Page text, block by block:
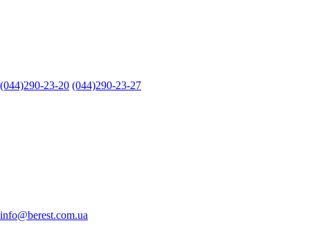
(044)290-23-20 (044)290-23-27
info@berest.com.ua